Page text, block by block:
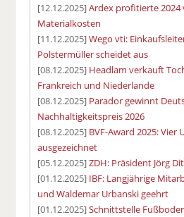
[12.12.2025]Ardex profitierte 2024
Materialkosten
[11.12.2025]Wego vti:
Polstermüller scheidet aus
[08.12.2025] Headlam verkauft
Frankreich und Niederlande
[08.12.2025] Parador gewinnt
Nachhaltigkeitspreis 2026
[08.12.2025] BVF-Award 2025: Vier
ausgezeichnet
[05.12.2025]ZDH: Präsident Jörg
[01.12.2025] IBF: Langjährige
und Waldemar Urbanski geehrt
[01.12.2025]Schnittstelle